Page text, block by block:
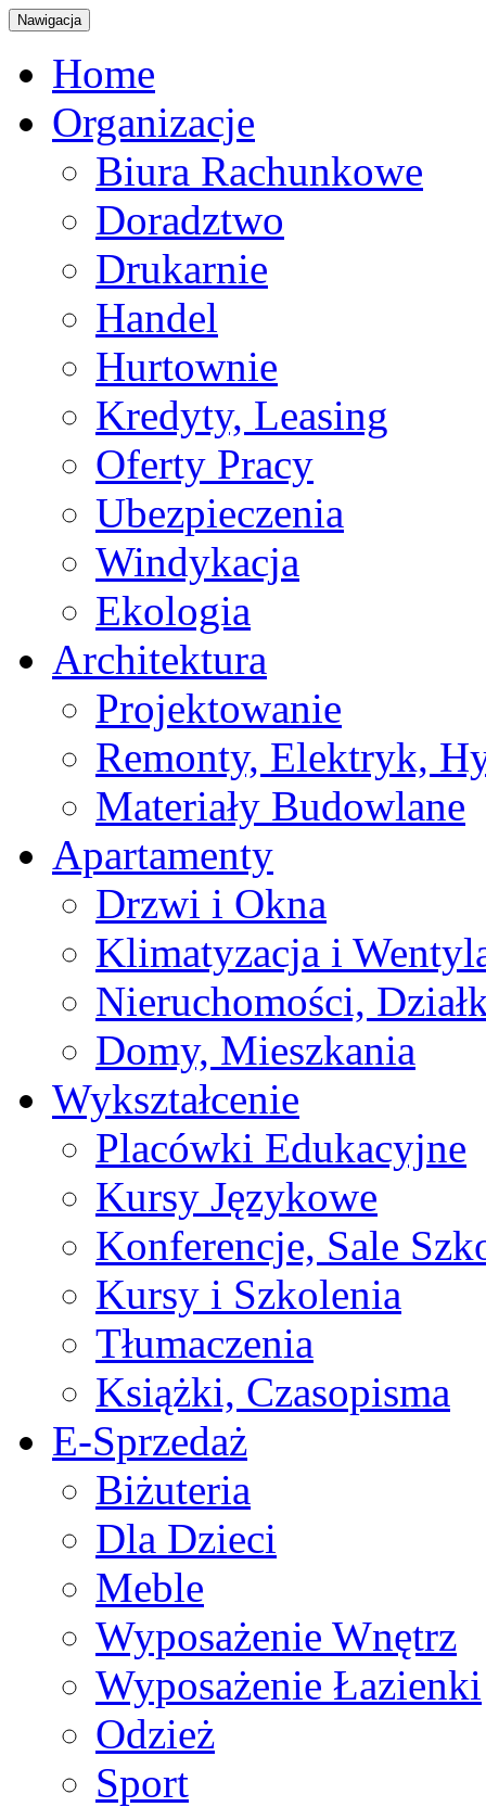
Nawigacja
Home
Organizacje
Biura Rachunkowe
Doradztwo
Drukarnie
Handel
Hurtownie
Kredyty, Leasing
Oferty Pracy
Ubezpieczenia
Windykacja
Ekologia
Architektura
Projektowanie
Remonty, Elektryk,
Materiały Budowlane
Apartamenty
Drzwi i Okna
Klimatyzacja i
Nieruchomości,
Domy, Mieszkania
Wykształcenie
Placówki Edukacyjne
Kursy Językowe
Konferencje, Sale
Kursy i Szkolenia
Tłumaczenia
Książki, Czasopisma
E-Sprzedaż
Biżuteria
Dla Dzieci
Meble
Wyposażenie Wnętrz
Wyposażenie Łazienki
Odzież
Sport